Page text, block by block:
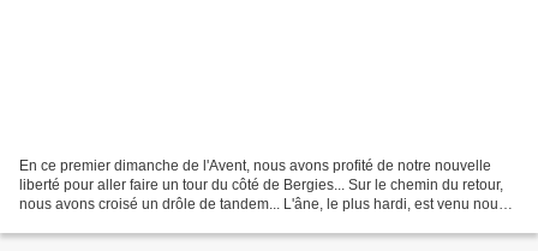
En ce premier dimanche de l'Avent, nous avons profité de notre nouvelle
liberté pour aller faire un tour du côté de Bergies... Sur le chemin du retour,
nous avons croisé un drôle de tandem... L'âne, le plus hardi, est venu nous